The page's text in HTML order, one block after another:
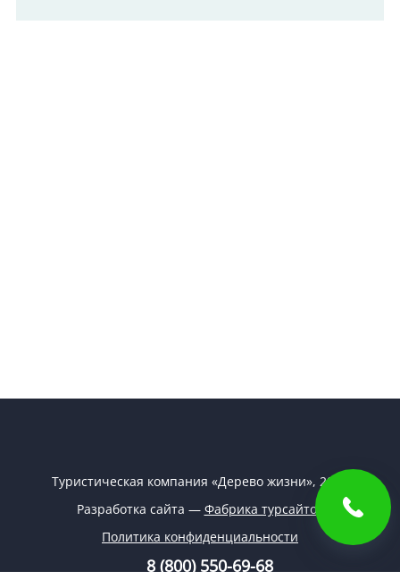
Туристическая компания «Дерево жизни», 2026
Разработка сайта — Фабрика турсайтов
Политика конфиденциальности
8 (800) 550-69-68